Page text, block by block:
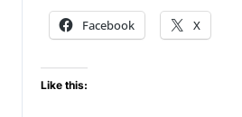
Facebook X
Like this: